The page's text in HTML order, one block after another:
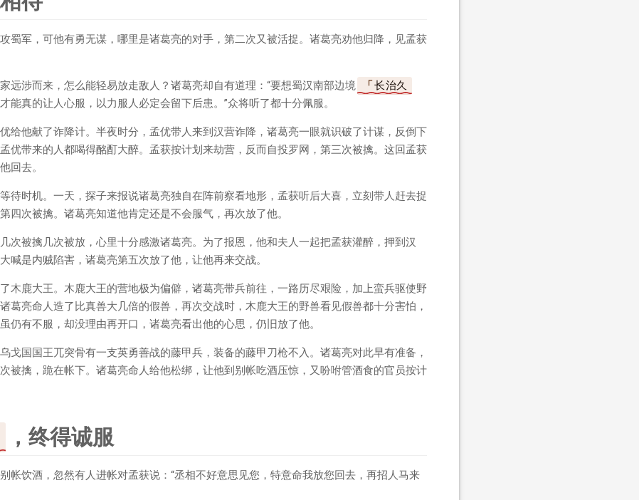
蜀军，可他有勇无谋，哪里是诸葛亮的对手，第二次又被活捉。诸葛亮劝他归降，见孟获
远涉而来，怎么能轻易放走敌人？诸葛亮却自有道理：“要想蜀汉南部边境
长治久
才能真的让人心服，以力服人必定会留下后患。”众将听了都十分佩服。
给他献了诈降计。半夜时分，孟优带人来到汉营诈降，诸葛亮一眼就识破了计谋，反倒下
优带来的人都喝得酩酊大醉。孟获按计划来劫营，反而自投罗网，第三次被擒。这回孟获
回去。
待时机。一天，探子来报说诸葛亮独自在阵前察看地形，孟获听后大喜，立刻带人赶去捉
四次被擒。诸葛亮知道他肯定还是不会服气，再次放了他。
次被擒几次被放，心里十分感激诸葛亮。为了报恩，他和夫人一起把孟获灌醉，押到汉
喊是内贼陷害，诸葛亮第五次放了他，让他再来交战。
木鹿大王。木鹿大王的营地极为偏僻，诸葛亮带兵前往，一路历尽艰险，加上蛮兵驱使野
葛亮命人造了比真兽大几倍的假兽，再次交战时，木鹿大王的野兽看见假兽都十分害怕，
仍有不服，却没理由再开口，诸葛亮看出他的心思，仍旧放了他。
戈国国王兀突骨有一支英勇善战的藤甲兵，装备的藤甲刀枪不入。诸葛亮对此早有准备，
被擒，跪在帐下。诸葛亮命人给他松绑，让他到别帐吃酒压惊，又吩咐管酒食的官员按计
，终得诚服
帐饮酒，忽然有人进帐对孟获说：“丞相不好意思见您，特意命我放您回去，再招人马来